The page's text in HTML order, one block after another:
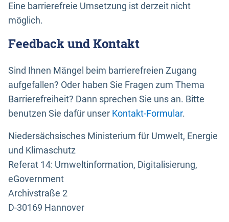
Eine barrierefreie Umsetzung ist derzeit nicht
möglich.
Feedback und Kontakt
Sind Ihnen Mängel beim barrierefreien Zugang
aufgefallen? Oder haben Sie Fragen zum Thema
Barrierefreiheit? Dann sprechen Sie uns an. Bitte
benutzen Sie dafür unser Kontakt-Formular.
Niedersächsisches Ministerium für Umwelt, Energie
und Klimaschutz
Referat 14: Umweltinformation, Digitalisierung,
eGovernment
Archivstraße 2
D-30169 Hannover